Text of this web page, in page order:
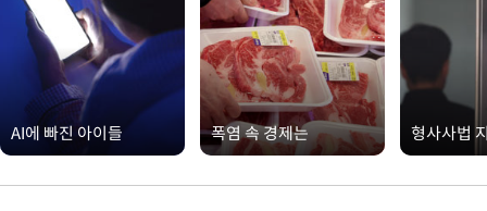
AI에 빠진 아이들 폭염 속 경제는 형사사법